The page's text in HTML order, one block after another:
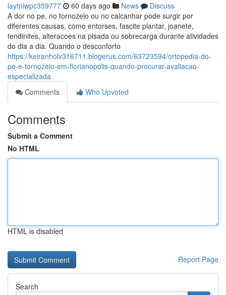
laytniwpc359777 60 days ago News
Discuss
A dor no pe, no tornozelo ou no calcanhar pode surgir por
diferentes causas, como entorses, fascite plantar, joanete,
tendinites, alteracoes na pisada ou sobrecarga durante atividades
do dia a dia. Quando o desconforto
https://keiranholv316711.blogerus.com/63723594/ortopedia-do-
pe-e-tornozelo-em-florianopolis-quando-procurar-avaliacao-
especializada
Comments
Who Upvoted
Comments
Submit a Comment
No HTML
HTML is disabled
Report Page
Search